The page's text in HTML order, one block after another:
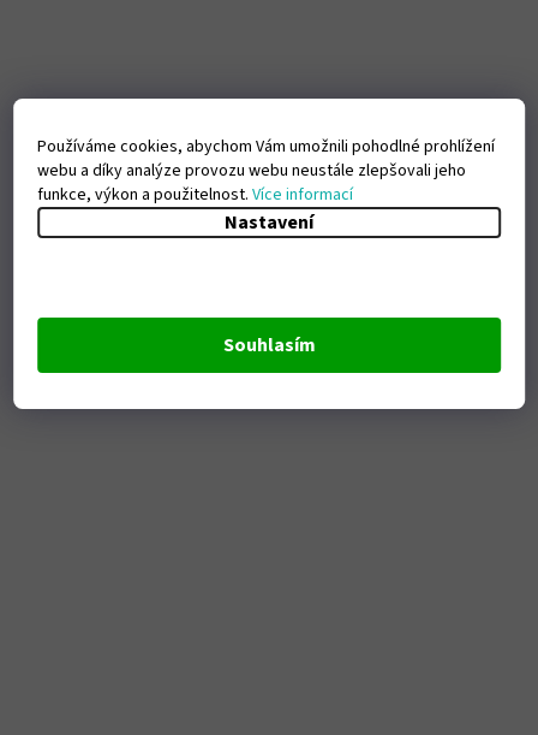
Používáme cookies, abychom Vám umožnili pohodlné prohlížení
webu a díky analýze provozu webu neustále zlepšovali jeho
funkce, výkon a použitelnost.Více informací
Nastavení
Souhlasím